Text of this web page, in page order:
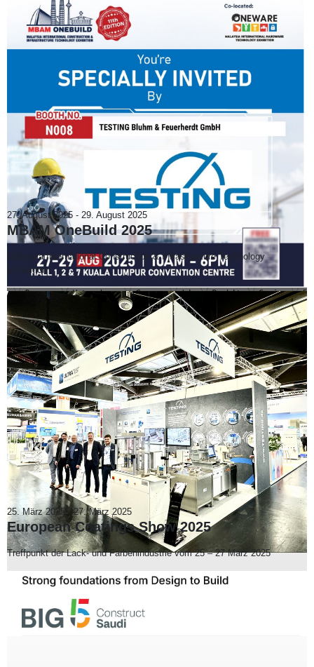
27. August 2025 - 29. August 2025
MBAM OneBuild 2025
Malaysia International Construction & Infrastructure Technology
Exhibition
25. März 2025-27. März 2025
European Coatings Show 2025
Treffpunkt der Lack- und Farbenindustrie vom 25 – 27 März 2025